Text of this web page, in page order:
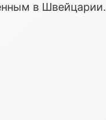
в Швейцарии.